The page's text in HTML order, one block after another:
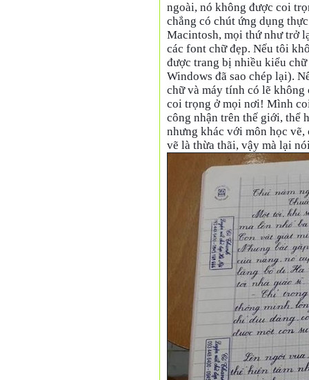
ngoài, nó không được coi
chẳng có chút ứng dụng
Macintosh, mọi thứ như trở
các font chữ đẹp. Nếu tôi
được trang bị nhiều kiểu
Windows đã sao chép lại).
chữ và máy tính có lẽ không
coi trọng ở mọi nơi! Mình
công nhận trên thế giới, thể
nhưng khác với môn học
vẽ là thừa thãi, vậy mà lại